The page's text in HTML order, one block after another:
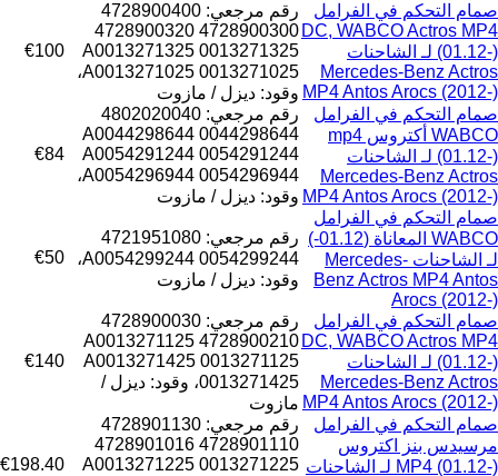
صمام التحكم في الفرامل
DC, WABCO Actros MP4
(01.12-) لـ الشاحنات
Mercedes-Benz Actros
MP4 Antos Arocs (2012-)
رقم مرجعي: 4728900400
4728900300 4728900320
A0013271325 0013271325
A0013271025 0013271025،
وقود: ديزل / مازوت
€100
صمام التحكم في الفرامل
WABCO أكتروس mp4
(01.12-) لـ الشاحنات
Mercedes-Benz Actros
MP4 Antos Arocs (2012-)
رقم مرجعي: 4802020040
A0044298644 0044298644
A0054291244 0054291244
A0054296944 0054296944،
وقود: ديزل / مازوت
€84
صمام التحكم في الفرامل
WABCO المعاناة (01.12-)
لـ الشاحنات Mercedes-
Benz Actros MP4 Antos
Arocs (2012-)
رقم مرجعي: 4721951080
0054299244 A0054299244،
وقود: ديزل / مازوت
€50
صمام التحكم في الفرامل
DC, WABCO Actros MP4
(01.12-) لـ الشاحنات
Mercedes-Benz Actros
MP4 Antos Arocs (2012-)
رقم مرجعي: 4728900030
4728900210 A0013271125
A0013271425 0013271125
0013271425، وقود: ديزل /
مازوت
€140
صمام التحكم في الفرامل
مرسيدس بنز اكتروس
MP4 (01.12-) لـ الشاحنات
رقم مرجعي: 4728901130
4728901110 4728901016
0013271225 A0013271225
€198.40